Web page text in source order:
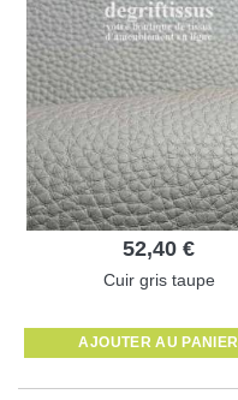
52,40 €
Cuir gris taupe
AJOUTER AU PANIER